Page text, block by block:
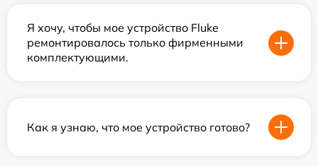
Я хочу, чтобы мое устройство Fluke
ремонтировалось только фирменными
комплектующими.
Как я узнаю, что мое устройство готово?